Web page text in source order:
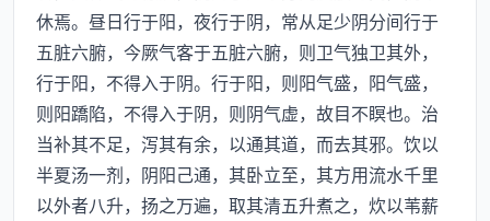
休焉。昼日行于阳，夜行于阴，常从足少阴分间行于
五脏六腑，今厥气客于五脏六腑，则卫气独卫其外，
行于阳，不得入于阴。行于阳，则阳气盛，阳气盛，
则阳蹻陷，不得入于阴，则阴气虚，故目不瞑也。治
当补其不足，泻其有余，以通其道，而去其邪。饮以
半夏汤一剂，阴阳己通，其卧立至，其方用流水千里
以外者八升，扬之万遍，取其清五升煮之，炊以苇薪